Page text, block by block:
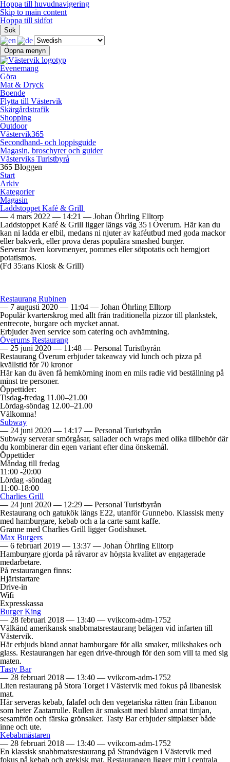
Hoppa till huvudnavigering
Skip to main content
Hoppa till sidfot
Sök
Öppna menyn
Evenemang
Göra
Mat & Dryck
Boende
Flytta till Västervik
Skärgårdstrafik
Shopping
Outdoor
Västervik365
Secondhand- och loppisguide
Magasin, broschyrer och guider
Västerviks Turistbyrå
365 Bloggen
Start
Arkiv
Kategorier
Magasin
Laddstoppet Kafé & Grill
— 4 mars 2022 — 14:21 — Johan Öhrling Elltorp
Laddstoppet Kafé & Grill ligger längs väg 35 i Överum. Här kan du
kan ni ladda er elbil, medans ni njuter av kaféutbud med goda mackor
eller bakverk, eller prova deras populära smashed burger.
Serverar även korvmenyer, pommes eller sötpotatis och hemgjort
potatismos.
(Fd 35:ans Kiosk & Grill)
Restaurang Rubinen
— 7 augusti 2020 — 11:04 — Johan Öhrling Elltorp
Populär kvarterskrog med allt från traditionella pizzor till plankstek,
entrecote, burgare och mycket annat.
Erbjuder även service som catering och avhämtning.
Överums Restaurang
— 25 juni 2020 — 11:48 — Personal Turistbyrån
Restaurang Överum erbjuder takeaway vid lunch och pizza på
kvällstid för 70 kronor
Här kan du även få hemkörning inom en mils radie vid beställning på
minst tre personer.
Öppettider:
Tisdag-fredag 11.00–21.00
Lördag-söndag 12.00–21.00
Välkomna!
Subway
— 24 juni 2020 — 14:17 — Personal Turistbyrån
Subway serverar smörgåsar, sallader och wraps med olika tillbehör där
du kombinerar din egen variant efter dina önskemål.
Öppettider
Måndag till fredag
11:00 -20:00
Lördag -söndag
11:00-18:00
Charlies Grill
— 24 juni 2020 — 12:29 — Personal Turistbyrån
Restaurang och gatukök längs E22, utanför Gunnebo. Klassisk meny
med hamburgare, kebab och a la carte samt kaffe.
Granne med Charlies Grill ligger Godishuset.
Max Burgers
— 6 februari 2019 — 13:37 — Johan Öhrling Elltorp
Hamburgare gjorda på råvaror av högsta kvalitet av engagerade
medarbetare.
På restaurangen finns:
Hjärtstartare
Drive-in
Wifi
Expresskassa
Burger King
— 28 februari 2018 — 13:40 — vvikcom-adm-1752
Välkänd amerikansk snabbmatsrestaurang belägen vid infarten till
Västervik.
Här erbjuds bland annat hamburgare för alla smaker, milkshakes och
glass. Restaurangen har egen drive-through för den som vill ta med sig
maten.
Tasty Bar
— 28 februari 2018 — 13:40 — vvikcom-adm-1752
Liten restaurang på Stora Torget i Västervik med fokus på libanesisk
mat.
Här serveras kebab, falafel och den vegetariska rätten från Libanon
som heter Zaatarrulle. Rullen är smaksatt med bland annat timjan,
sesamfrön och färska grönsaker. Tasty Bar erbjuder sittplatser både
inne och ute.
Kebabmästaren
— 28 februari 2018 — 13:40 — vvikcom-adm-1752
En klassisk snabbmatsrestaurang på Strandvägen i Västervik med
fokus på kebab och grekisk mat. Restaurangen ligger mitt i centrala